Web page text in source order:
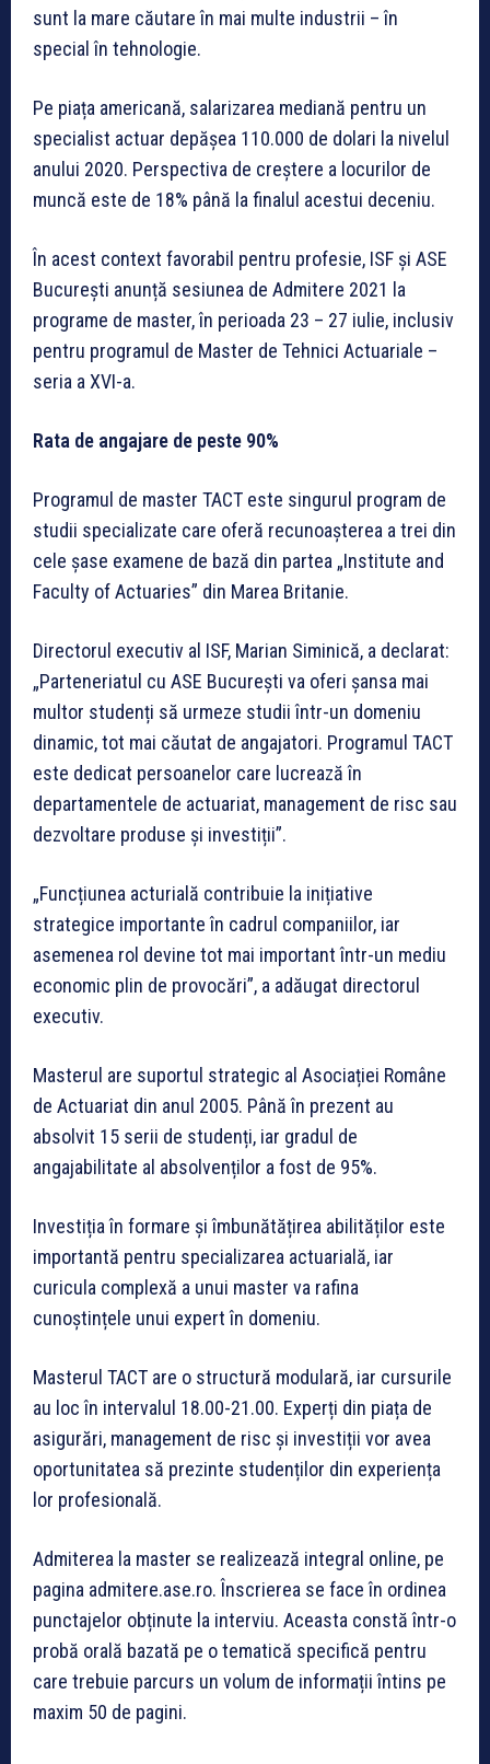
sunt la mare căutare în mai multe industrii – în
special în tehnologie.
Pe piața americană, salarizarea mediană pentru un
specialist actuar depășea 110.000 de dolari la nivelul
anului 2020. Perspectiva de creștere a locurilor de
muncă este de 18% până la finalul acestui deceniu.
În acest context favorabil pentru profesie, ISF și ASE
București anunță sesiunea de Admitere 2021 la
programe de master, în perioada 23 – 27 iulie, inclusiv
pentru programul de Master de Tehnici Actuariale –
seria a XVI-a.
Rata de angajare de peste 90%
Programul de master TACT este singurul program de
studii specializate care oferă recunoașterea a trei din
cele șase examene de bază din partea „Institute and
Faculty of Actuaries” din Marea Britanie.
Directorul executiv al ISF, Marian Siminică, a declarat:
„Parteneriatul cu ASE București va oferi șansa mai
multor studenți să urmeze studii într-un domeniu
dinamic, tot mai căutat de angajatori. Programul TACT
este dedicat persoanelor care lucrează în
departamentele de actuariat, management de risc sau
dezvoltare produse și investiții”.
„Funcțiunea acturială contribuie la inițiative
strategice importante în cadrul companiilor, iar
asemenea rol devine tot mai important într-un mediu
economic plin de provocări”, a adăugat directorul
executiv.
Masterul are suportul strategic al Asociației Române
de Actuariat din anul 2005. Până în prezent au
absolvit 15 serii de studenți, iar gradul de
angajabilitate al absolvenților a fost de 95%.
Investiția în formare și îmbunătățirea abilităților este
importantă pentru specializarea actuarială, iar
curicula complexă a unui master va rafina
cunoștințele unui expert în domeniu.
Masterul TACT are o structură modulară, iar cursurile
au loc în intervalul 18.00-21.00. Experți din piața de
asigurări, management de risc și investiții vor avea
oportunitatea să prezinte studenților din experiența
lor profesională.
Admiterea la master se realizează integral online, pe
pagina admitere.ase.ro. Înscrierea se face în ordinea
punctajelor obținute la interviu. Aceasta constă într-o
probă orală bazată pe o tematică specifică pentru
care trebuie parcurs un volum de informații întins pe
maxim 50 de pagini.